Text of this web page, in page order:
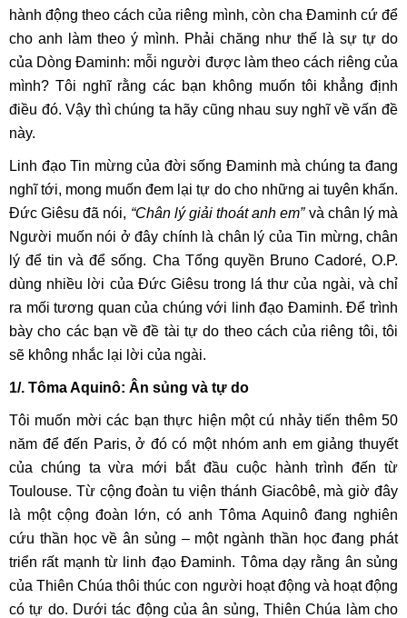
hành động theo cách của riêng mình, còn cha Đaminh cứ để
cho anh làm theo ý mình. Phải chăng như thế là sự tự do
của Dòng Đaminh: mỗi người được làm theo cách riêng của
mình? Tôi nghĩ rằng các bạn không muốn tôi khẳng định
điều đó. Vậy thì chúng ta hãy cũng nhau suy nghĩ về vấn đề
này.
Linh đạo Tin mừng của đời sống Đaminh mà chúng ta đang
nghĩ tới, mong muốn đem lại tự do cho những ai tuyên khấn.
Đức Giêsu đã nói, “Chân lý giải thoát anh em”và chân lý mà
Người muốn nói ở đây chính là chân lý của Tin mừng, chân
lý để tin và để sống. Cha Tổng quyền Bruno Cadoré, O.P.
dùng nhiều lời của Đức Giêsu trong lá thư của ngài, và chỉ
ra mối tương quan của chúng với linh đạo Đaminh. Để trình
bày cho các bạn về đề tài tự do theo cách của riêng tôi, tôi
sẽ không nhắc lại lời của ngài.
1/. Tôma Aquinô: Ân sủng và tự do
Tôi muốn mời các bạn thực hiện một cú nhảy tiến thêm 50
năm để đến Paris, ở đó có một nhóm anh em giảng thuyết
của chúng ta vừa mới bắt đầu cuộc hành trình đến từ
Toulouse. Từ cộng đoàn tu viện thánh Giacôbê, mà giờ đây
là một cộng đoàn lớn, có anh Tôma Aquinô đang nghiên
cứu thần học về ân sủng – một ngành thần học đang phát
triển rất mạnh từ linh đạo Đaminh. Tôma dạy rằng ân sủng
của Thiên Chúa thôi thúc con người hoạt động và hoạt động
có tự do. Dưới tác động của ân sủng, Thiên Chúa làm cho